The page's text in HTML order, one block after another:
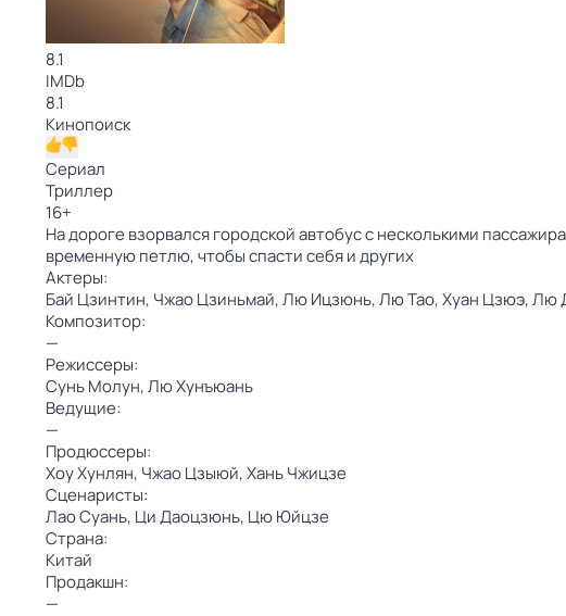
8.1
IMDb
8.1
Кинопоиск
Сериал
Триллер
16+
На дороге взорвался городской автобус с несколькими
временную петлю, чтобы спасти себя и других
Актеры:
Бай Цзинтин, Чжао Цзиньмай,Лю Ицзюнь,Лю Тао,Хуан Цзюэ,Лю
Композитор:
—
Режиссеры:
Сунь Молун,Лю Хунъюань
Ведущие:
—
Продюссеры:
Хоу Хунлян, Чжао Цзыюй,Хань Чжицзе
Сценаристы:
Лао Суань, Ци Даоцзюнь, Цю Юйцзе
Страна:
Китай
Продакшн:
—